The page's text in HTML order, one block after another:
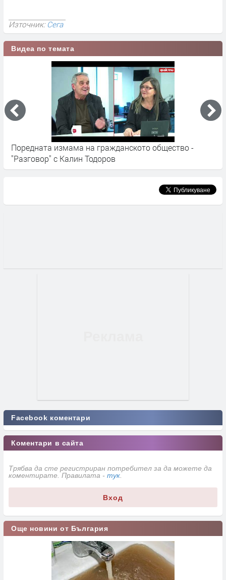
Източник:Сега
Видеа по темата
Поредната измама на гражданското общество -
"Разговор" с Калин Тодоров
Facebook коментари
Коментари в сайта
Трябва да сте регистриран потребител за да можете да
коментирате. Правилата - тук
Вход
Още новини от България